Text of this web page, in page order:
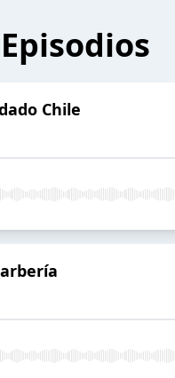
Episodios
Chile